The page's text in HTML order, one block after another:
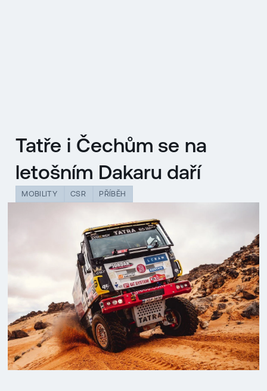
Tatře i Čechům se na
letošním Dakaru daří
MOBILITY CSR PŘÍBĚH